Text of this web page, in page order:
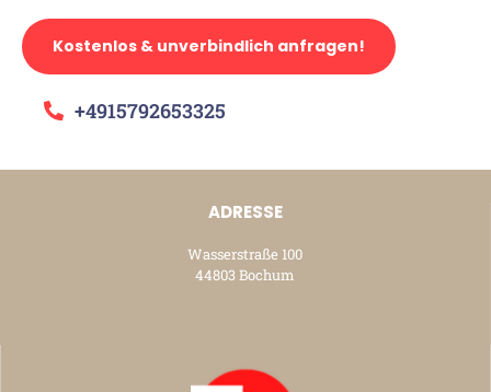
Kostenlos & unverbindlich anfragen!
+4915792653325
ADRESSE
Wasserstraße 100
44803 Bochum